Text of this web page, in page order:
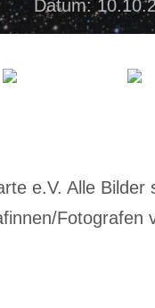
Datum:
e.V. Alle
Fotografen